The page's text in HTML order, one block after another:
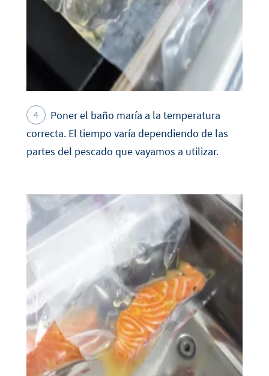
Poner el baño maría a la temperatura
correcta. El tiempo varía dependiendo de las
partes del pescado que vayamos a utilizar.